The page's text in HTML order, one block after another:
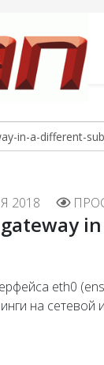
2018
eth0
на сетевой